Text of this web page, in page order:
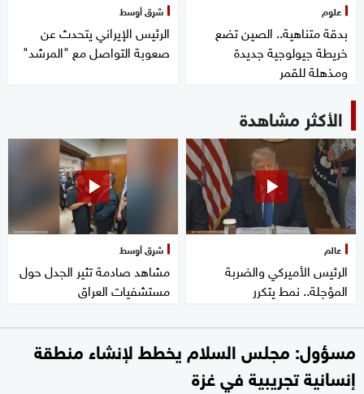
علوم
بدقة متناهية.. الصين تضع
خريطة جيولوجية جديدة
ومذهلة للقمر
شرق أوسط
الرئيس الإيراني يتحدث عن
صعوبة التواصل مع "المرشد"
الأكثر مشاهدة
عالم
الرئيس الأميركي والضربة
المؤجلة.. نمط يتكرر
شرق أوسط
مشاهد صادمة تثير الجدل حول
مستشفيات العراق
مسؤول: مجلس السلام يخطط لإنشاء منطقة
إنسانية تجريبية في غزة